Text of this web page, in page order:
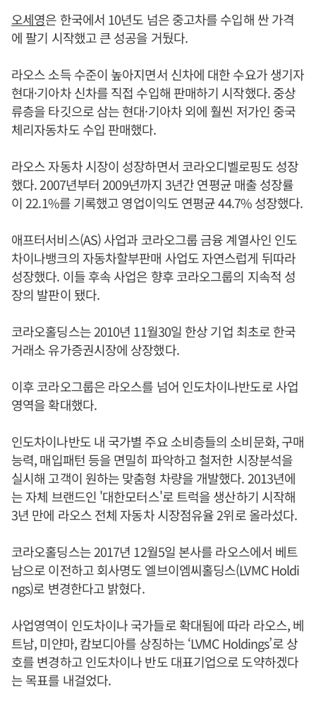
오세영은 한국에서 10년도 넘은 중고차를 수입해 싼 가격
에 팔기 시작했고 큰 성공을 거뒀다.
라오스 소득 수준이 높아지면서 신차에 대한 수요가 생기자
현대·기아차 신차를 직접 수입해 판매하기 시작했다. 중상
류층을 타깃으로 삼는 현대·기아차 외에 훨씬 저가인 중국
체리자동차도 수입 판매했다.
라오스 자동차 시장이 성장하면서 코라오디벨로핑도 성장
했다. 2007년부터 2009년까지 3년간 연평균 매출 성장률
이 22.1%를 기록했고 영업이익도 연평균 44.7% 성장했다.
애프터서비스(AS) 사업과 코라오그룹 금융 계열사인 인도
차이나뱅크의 자동차할부판매 사업도 자연스럽게 뒤따라
성장했다. 이들 후속 사업은 향후 코라오그룹의 지속적 성
장의 발판이 됐다.
코라오홀딩스는 2010년 11월30일 한상 기업 최초로 한국
거래소 유가증권시장에 상장했다.
이후 코라오그룹은 라오스를 넘어 인도차이나반도로 사업
영역을 확대했다.
인도차이나반도 내 국가별 주요 소비층들의 소비문화, 구매
능력, 매입패턴 등을 면밀히 파악하고 철저한 시장분석을
실시해 고객이 원하는 맞춤형 차량을 개발했다. 2013년에
는 자체 브랜드인 '대한모터스'로 트럭을 생산하기 시작해
3년 만에 라오스 전체 자동차 시장점유율 2위로 올라섰다.
코라오홀딩스는 2017년 12월5일 본사를 라오스에서 베트
남으로 이전하고 회사명도 엘브이엠씨홀딩스(LVMC Holdi
ngs)로 변경한다고 밝혔다.
사업영역이 인도차이나 국가들로 확대됨에 따라 라오스, 베
트남, 미얀마, 캄보디아를 상징하는 ‘LVMC Holdings’로 상
호를 변경하고 인도차이나 반도 대표기업으로 도약하겠다
는 목표를 내걸었다.